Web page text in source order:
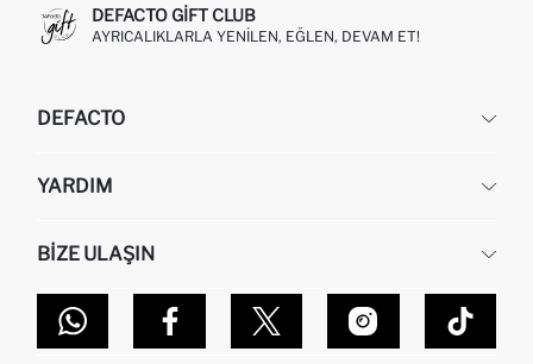
DEFACTO GIFT CLUB
AYRICALIKLARLA YENILEN, EĞLEN, DEVAM ET!
DEFACTO
HAKKIMIZDA
KURUMSAL SATIŞ
DEFACTO TEKNOLOJI
SITEMAP
YARDIM
SIPARIŞIMI NASIL TAKIP EDERIM?
NASIL İADE EDERIM?
GIFT CLUB SIKÇA SORULAN SORULAR
İŞLEM REHBERI
BIZE ULAŞIN
MAĞAZALARIMIZ
İLETIŞIM FORMU